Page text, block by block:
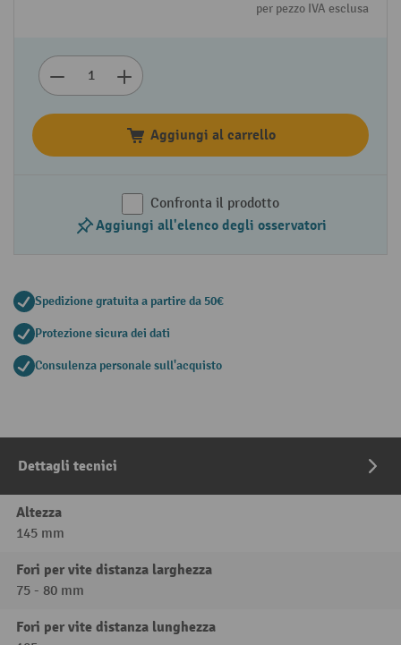
per pezzo IVA esclusa
Aggiungi al carrello
Confronta il prodotto
Aggiungi all'elenco degli osservatori
Spedizione gratuita a partire da 50€
Protezione sicura dei dati
Consulenza personale sull'acquisto
Dettagli tecnici
Altezza
145 mm
Fori per vite distanza larghezza
75 - 80 mm
Fori per vite distanza lunghezza